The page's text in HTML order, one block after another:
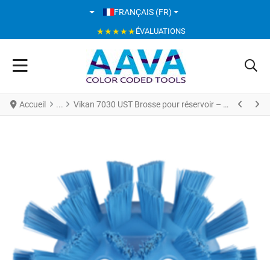
SÉLECTIONNEZ VOTRE LANGUE
FRANÇAIS (FR)
★★★★★ÉVALUATIONS
Accueil Vikan 7030 UST Brosse pour réservoir – 190 mm – Dure